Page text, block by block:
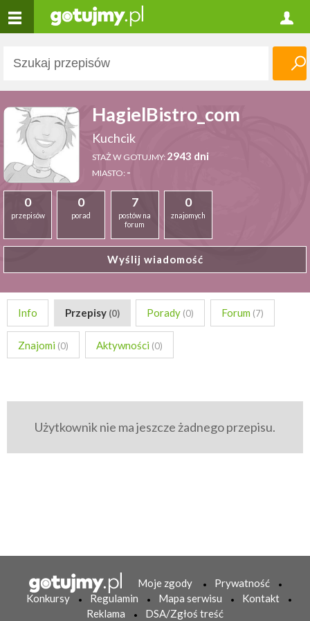
HagielBistro_com
Kuchcik
STAŻ W GOTUJMY: 2943 dni
MIASTO: -
0
przepisów
0
porad
7
postów na
forum
0
znajomych
Wyślij wiadomość
Info Przepisy (0) Porady (0) Forum (7)
Znajomi (0) Aktywności (0)
Użytkownik nie ma jeszcze żadnego przepisu.
Moje zgody
Prywatność
Konkursy
Regulamin Mapa serwisu
Kontakt
Reklama
DSA/Zgłoś treść